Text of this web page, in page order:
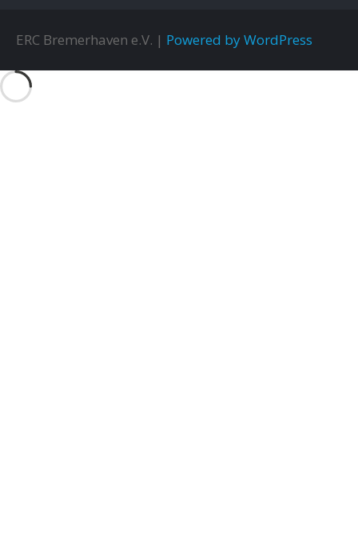
ERC Bremerhaven e.V. | Powered by WordPress